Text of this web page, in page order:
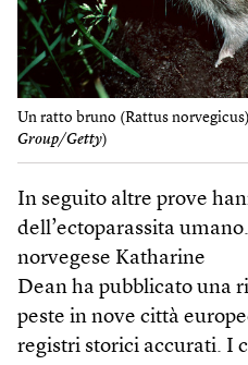
Un ratto bruno (Rattus
Group/Getty)
In seguito altre prove
dell’ectoparassita
norvegese Katharine
Dean ha pubblicato una
peste in nove città
registri storici accurati. I